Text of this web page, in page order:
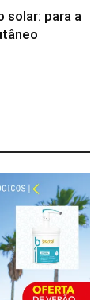
para a